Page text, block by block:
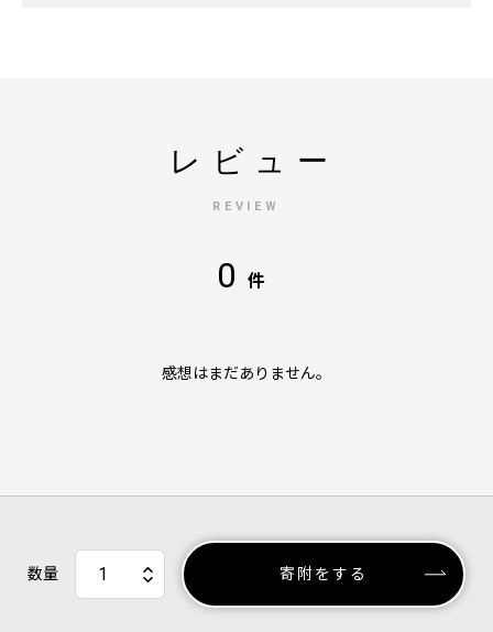
レビュー
REVIEW
0 件
感想はまだありません。
数量 寄附をする